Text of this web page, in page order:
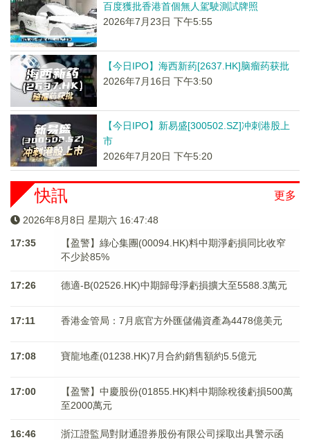
百度獲批香港首個無人駕駛測試牌照
2026年7月23日 下午5:55
【今日IPO】海西新药[2637.HK]脑瘤药获批
2026年7月16日 下午3:50
【今日IPO】新易盛[300502.SZ]冲刺港股上
市
2026年7月20日 下午5:20
更多
快訊
2026年8月8日 星期六 16:47:48
17:35
【盈警】綠心集團(00094.HK)料中期淨虧損同比收窄
不少於85%
17:26 德適-B(02526.HK)中期歸母淨虧損擴大至5588.3萬元
17:11 香港金管局：7月底官方外匯儲備資產為4478億美元
17:08 寶龍地產(01238.HK)7月合約銷售額約5.5億元
17:00
【盈警】中慶股份(01855.HK)料中期除稅後虧損500萬
至2000萬元
16:46
浙江證監局對財通證券股份有限公司採取出具警示函